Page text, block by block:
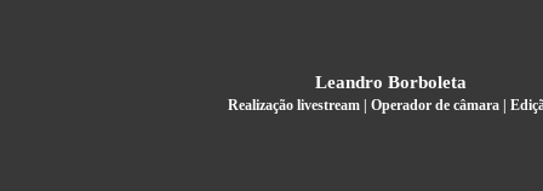
Leandro Borboleta
Realização livestream | Operador de câmara |